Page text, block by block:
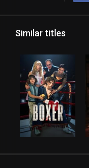
Similar titles